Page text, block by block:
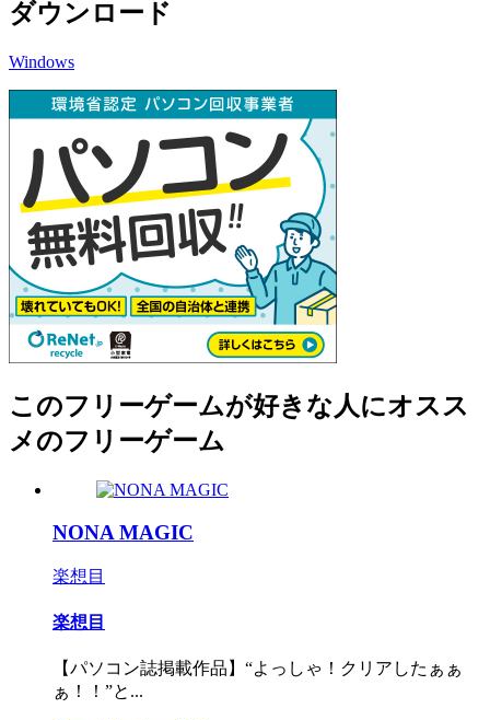
ダウンロード
Windows
このフリーゲームが好きな人にオスス
メのフリーゲーム
NONA MAGIC
楽想目
楽想目
【パソコン誌掲載作品】“よっしゃ！クリアしたぁぁ
ぁ！！”と...